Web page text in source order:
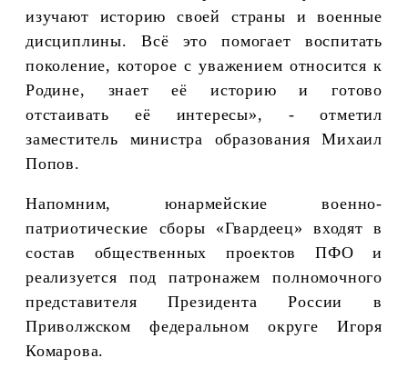
изучают историю своей страны и военные
дисциплины. Всё это помогает воспитать
поколение, которое с уважением относится к
Родине, знает её историю и готово
отстаивать её интересы», - отметил
заместитель министра образования Михаил
Попов.
Напомним, юнармейские военно-
патриотические сборы «Гвардеец» входят в
состав общественных проектов ПФО и
реализуется под патронажем полномочного
представителя Президента России в
Приволжском федеральном округе Игоря
Комарова.